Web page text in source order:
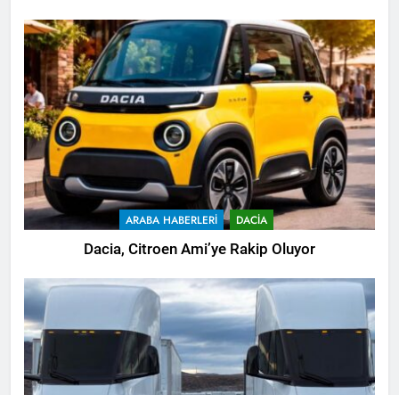
ARABA HABERLERI DACIA
Dacia, Citroen Ami’ye Rakip Oluyor